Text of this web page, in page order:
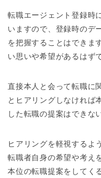
転職エージェント登録時
いますので、登録時のデ
を把握することはできま
い思いや希望があるはず
直接本人と会って転職に
とヒアリングしなければ
した転職の提案はできな
ヒアリングを軽視するよ
転職者自身の希望や考え
本位の転職提案をしてく